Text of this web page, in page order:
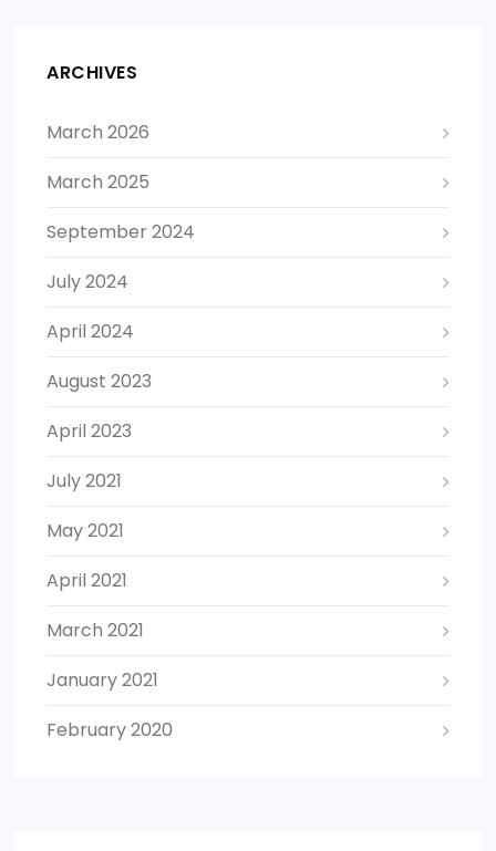
ARCHIVES
March 2026
March 2025
September 2024
July 2024
April 2024
August 2023
April 2023
July 2021
May 2021
April 2021
March 2021
January 2021
February 2020